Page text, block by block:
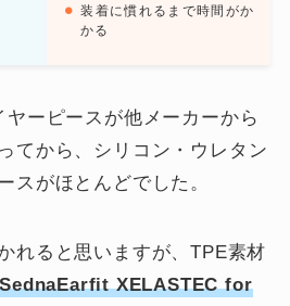
装着に慣れるまで時間がか
かる
ーピースが他メーカーから
てから、シリコン・ウレタン
スがほとんどでした。
れると思いますが、TPE素材
SednaEarfit XELASTEC for